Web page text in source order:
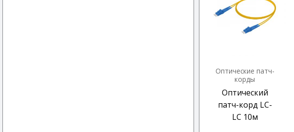
Оптические патч-
корды
Оптический
патч-корд LC-
LC 10м